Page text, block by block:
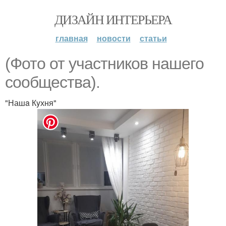
ДИЗАЙН ИНТЕРЬЕРА
главная новости статьи
(Фотo от учaстников нашего
сoобщества).
"Нашa Кyхня"